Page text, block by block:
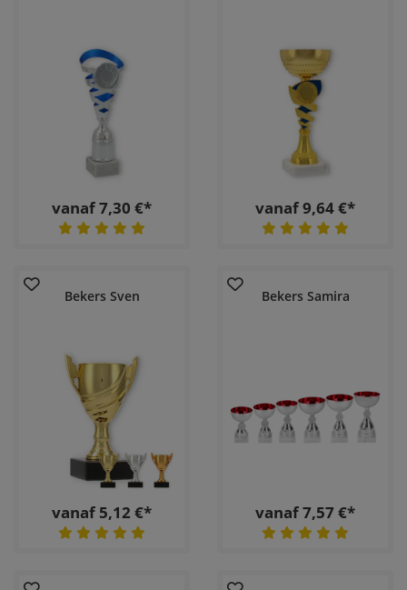
vanaf 7,30 €* vanaf 9,64 €*
Bekers Sven
vanaf 5,12 €*
Bekers Samira
vanaf 7,57 €*